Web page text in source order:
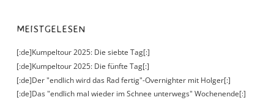
MEISTGELESEN
[:de]Kumpeltour 2025: Die siebte Tag[:]
[:de]Kumpeltour 2025: Die fünfte Tag[:]
[:de]Der "endlich wird das Rad fertig"-Overnighter mit Holger[:]
[:de]Das "endlich mal wieder im Schnee unterwegs" Wochenende[:]